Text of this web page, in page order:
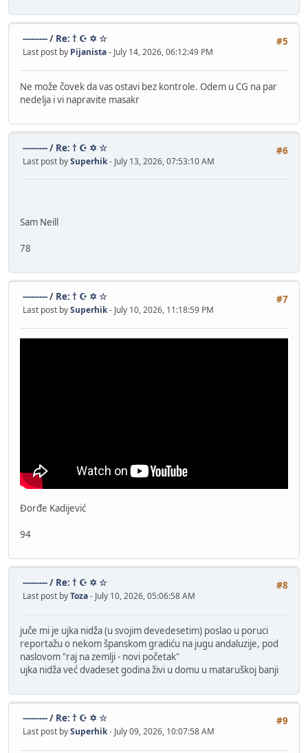
#5
---------/ Re: † ☪ ✡ ☆
Last post by Pijanista- July 14, 2026, 06:12:49 PM
Ne može čovek da vas ostavi bez kontrole. Odem u CG na par
nedelja i vi napravite masakr
#6
---------/ Re: † ☪ ✡ ☆
Last post bySuperhik- July 13, 2026, 07:53:10 AM
Sam Neill
78
#7
---------/ Re: † ☪ ✡ ☆
Last post bySuperhik- July 10, 2026, 11:18:59 PM
Đorđe Kadijević
94
#8
---------/ Re: † ☪ ✡ ☆
Last post byToza- July 10, 2026, 05:06:58 AM
juče mi je ujka nidža (u svojim devedesetim) poslao u poruci
reportažu o nekom španskom gradiću na jugu andaluzije, pod
naslovom "raj na zemlji - novi početak"
ujka nidža već dvadeset godina živi u domu u mataruškoj banji
#9
---------/ Re: † ☪ ✡ ☆
Last post bySuperhik- July 09, 2026, 10:07:58 AM